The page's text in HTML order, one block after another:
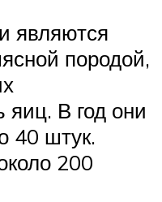
являются
породой,
яиц. В год они
40 штук.
200